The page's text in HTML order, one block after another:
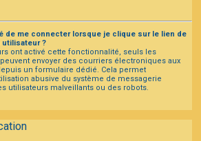
de me connecter lorsque je clique sur le lien de
utilisateur ?
ont activé cette fonctionnalité, seuls les
envoyer des courriers électroniques aux
un formulaire dédié. Cela permet
abusive du système de messagerie
utilisateurs malveillants ou des robots.